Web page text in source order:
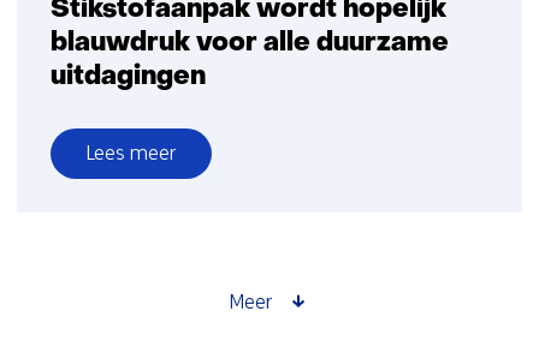
Stikstofaanpak wordt hopelijk
blauwdruk voor alle duurzame
uitdagingen
Lees meer
over
Meer